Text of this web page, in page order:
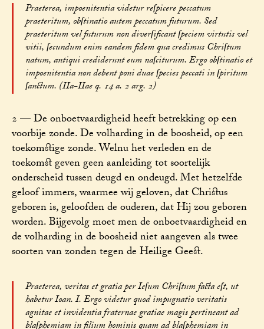
Praeterea, impoenitentia videtur reſpicere peccatum
praeteritum, obſtinatio autem peccatum futurum. Sed
praeteritum vel futurum non diverſificant ſpeciem virtutis vel
vitii, ſecundum enim eandem fidem qua credimus Chriſtum
natum, antiqui crediderunt eum naſciturum. Ergo obſtinatio et
impoenitentia non debent poni duae ſpecies peccati in ſpiritum
ſanctum. (IIa-IIae q. 14 a. 2 arg. 2)
2 — De onboetvaardigheid heeft betrekking op een
voorbije zonde. De volharding in de boosheid, op een
toekomstige zonde. Welnu het verleden en de
toekomst geven geen aanleiding tot soortelijk
onderscheid tussen deugd en ondeugd. Met hetzelfde
geloof immers, waarmee wij geloven, dat Christus
geboren is, geloofden de ouderen, dat Hij zou geboren
worden. Bijgevolg moet men de onboetvaardigheid en
de volharding in de boosheid niet aangeven als twee
soorten van zonden tegen de Heilige Geest.
Praeterea, veritas et gratia per Ieſum Chriſtum facta eſt, ut
habetur Ioan. I. Ergo videtur quod impugnatio veritatis
agnitae et invidentia fraternae gratiae magis pertineant ad